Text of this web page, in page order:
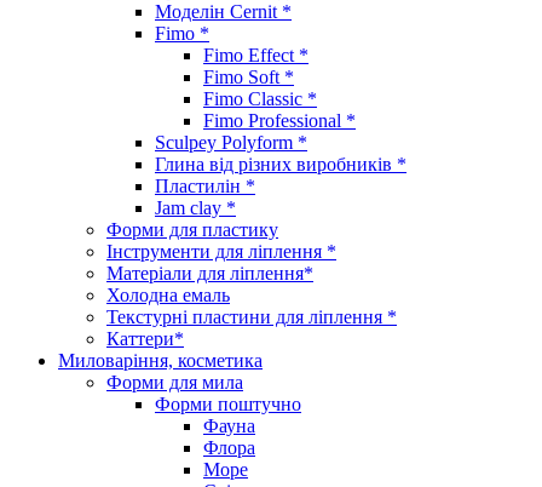
Моделін Cernit *
Fimo *
Fimo Effect *
Fimo Soft *
Fimo Classic *
Fimo Professional *
Sculpey Polyform *
Глина від різних виробників *
Пластилін *
Jam clay *
Форми для пластику
Інструменти для ліплення *
Матеріали для ліплення*
Холодна емаль
Текстурні пластини для ліплення *
Каттери*
Миловаріння, косметика
Форми для мила
Форми поштучно
Фауна
Флора
Море